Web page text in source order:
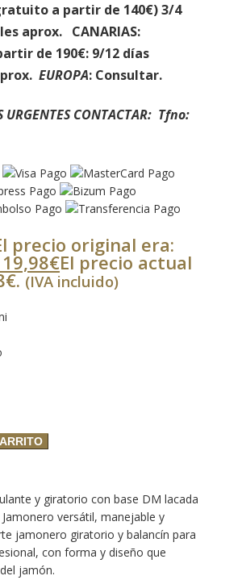
a partir de 140€)3/4
aprox. CANARIAS:
de 190€: 9/12 días
.EUROPA: Consultar.
URGENTES CONTACTAR: Tfno:
precio original era:
€El precio actual
(IVA incluido)
y giratorio con base DM lacada
versátil, manejable y
jamonero giratorio y balancín para
con forma y diseño que
jamón.